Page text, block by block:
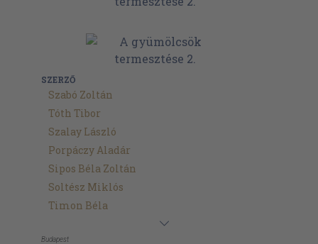
SZERZŐ
Szabó Zoltán
Tóth Tibor
Szalay László
Porpáczy Aladár
Sipos Béla Zoltán
Soltész Miklós
Timon Béla
Budapest